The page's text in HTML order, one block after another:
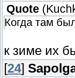
Quote (
Когда там
к зиме их
[24]